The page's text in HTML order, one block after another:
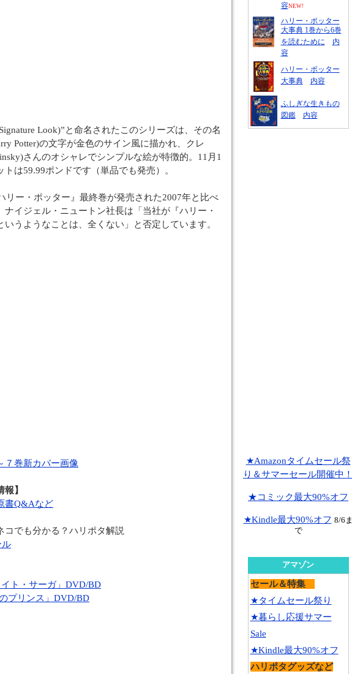
Look)”と命名されたこのシリーズは、その名
Potter)の文字が金色のサイン風に描かれ、クレ
さんのオシャレでシンプルな絵が特徴的。11月1
は59.99ポンドです（単品でも発売）。
リー・ポッター』最終巻が発売された2007年と比べ
ナイジェル・ニュートン社長は「当社が『ハリー・
うようなことは、全くない」と否定しています。
７巻新カバー画像
】
書Q&Aなど
でも分かる？ハリポタ解説
イト・サーガ」DVD/BD
プリンス」DVD/BD
容NEW!
ハリー・ポッター
大事典 1巻から6巻
を読むために
内
容
ハリー・ポッター
大事典
内容
ふしぎな生きもの
図鑑
内容
★Amazonタイムセール祭
り＆サマーセール開催中！
★コミック最大90%オフ
★Kindle最大90%オフ 8/6ま
で
アマゾン
セール＆特集
★タイムセール祭り
★暮らし応援サマー
Sale
★Kindle最大90%オフ
ハリポタグッズなど